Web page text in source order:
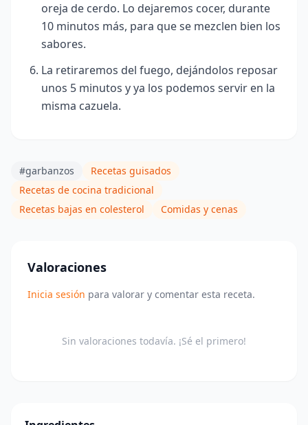
oreja de cerdo. Lo dejaremos cocer, durante
10 minutos más, para que se mezclen bien los
sabores.
La retiraremos del fuego, dejándolos reposar
unos 5 minutos y ya los podemos servir en la
misma cazuela.
#garbanzos
Recetas guisados
Recetas de cocina tradicional
Recetas bajas en colesterol
Comidas y cenas
Valoraciones
Inicia sesión para valorar y comentar esta receta.
Sin valoraciones todavía. ¡Sé el primero!